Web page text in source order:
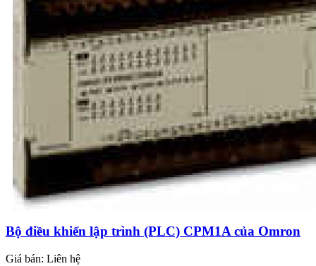
Bộ điều khiển lập trình (PLC) CPM1A của Omron
Giá bán: Liên hệ